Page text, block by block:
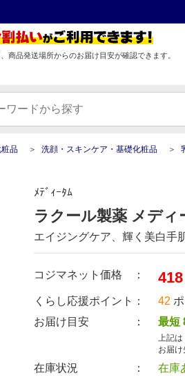
商品発送場所からのお届け目安が確認できます。
品 洗顔・スキンケア・基礎化粧品
ﾒﾃﾞｨｰﾀﾑ
ラクール製薬 メディ
エイジングケア、輝く美白手
コジマネット価格 ： 418
くらし応援ポイント：
42
お届け目安 ：
最短
上記は
お届け
在庫状況 ：
在庫